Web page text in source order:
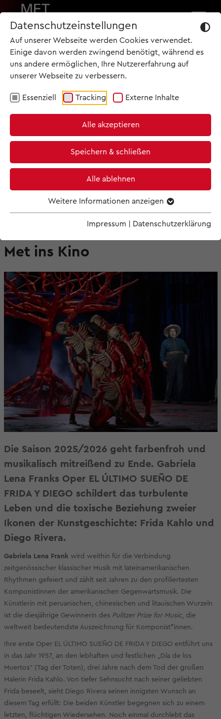
Datenschutzeinstellungen
Auf unserer Webseite werden Cookies verwendet.
Einige davon werden zwingend benötigt, während es
uns andere ermöglichen, Ihre Nutzererfahrung auf
unserer Webseite zu verbessern.
Essenziell Tracking Externe Inhalte
Alle akzeptieren
Speichern & schließen
Alle ablehnen
Weitere Informationen anzeigen
Impressum Datenschutzerklärung
BLEIBEN SIE IMMER AUF DEM LAUFENDEN!
Clasart Classic bringt am 30.
Mai Gabriela Lena Franks erste
Oper EL ÚLTIMO SUEÑO DE
FRIDA Y DIEGO live aus der
Met ins Kino
Die Saison 2025/2026 geht farbenfroh und
musikalisch mitreißend zu Ende. Gabriela
Lena Franks Oper EL ÚLTIMO SUEÑO DE
FRIDA Y DIEGO schildert das turbulente
Leben und die toxische Beziehung zweier
Ikonen der Kunstgeschichte: Frida Kahlo und
Diego Rivera.
Gabriela Lena Frank wird weithin für die Verbindung
zeitgenössischer klassischer Musik mit lateinamerikanischen
Rhythmen gefeiert und zählt seit Jahren zu den profiliertesten
Komponistinnen der amerikanischen Gegenwartsmusik. Die
Künstlerin mit peruanischen, chinesischen und litauischen Wurzeln
ist die diesjährige Gewinnerin des Pulitzer Prize for Music, die
weltweit bedeutendste Auszeichnung für Komponist*innen.
Ihre erste Oper EL ÚLTIMO SUEÑO DE FRIDA Y DIEGO entführt uns
in das Jahr 1957, an den lebhaften und festlichen „Día de los
Muertos" (Tag der Toten), drei Jahre nach dem Tod der großen
Malerin Frida Kahlo. Von tiefer Sehnsucht nach seiner geliebten
Frida beseelt, sieht Diego Rivera seinen innigsten Wunsch an
diesem Tag erfüllt: Die beiden Künstler begegnen sich zu einem
letzten, flüchtigen Wiedersehen. Noch einmal durchlebt das
START
ARCHIV
KINO & TICKETS